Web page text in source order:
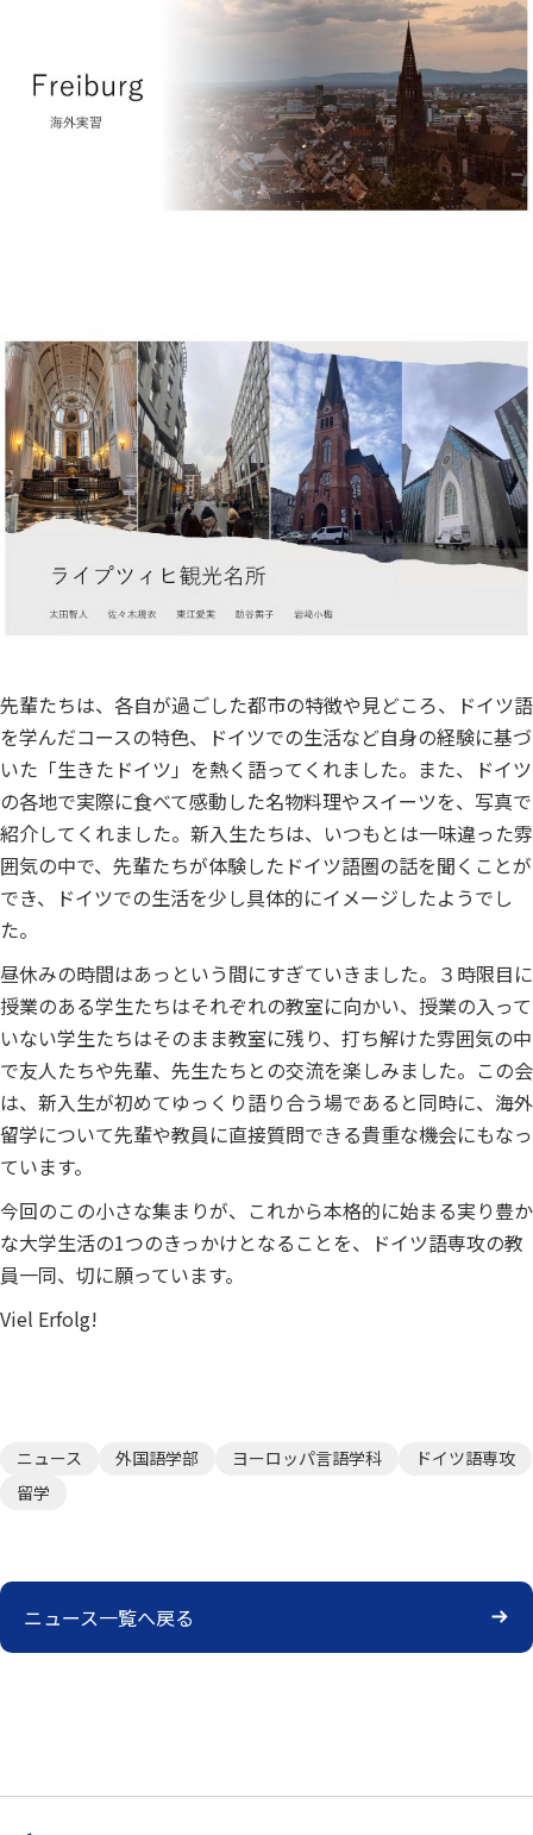
先輩たちは、各自が過ごした都市の特徴や見どころ、ドイツ語
を学んだコースの特色、ドイツでの生活など自身の経験に基づ
いた「生きたドイツ」を熱く語ってくれました。また、ドイツ
の各地で実際に食べて感動した名物料理やスイーツを、写真で
紹介してくれました。新入生たちは、いつもとは一味違った雰
囲気の中で、先輩たちが体験したドイツ語圏の話を聞くことが
でき、ドイツでの生活を少し具体的にイメージしたようでし
た。
昼休みの時間はあっという間にすぎていきました。３時限目に
授業のある学生たちはそれぞれの教室に向かい、授業の入って
いない学生たちはそのまま教室に残り、打ち解けた雰囲気の中
で友人たちや先輩、先生たちとの交流を楽しみました。この会
は、新入生が初めてゆっくり語り合う場であると同時に、海外
留学について先輩や教員に直接質問できる貴重な機会にもなっ
ています。
今回のこの小さな集まりが、これから本格的に始まる実り豊か
な大学生活の1つのきっかけとなることを、ドイツ語専攻の教
員一同、切に願っています。
Viel Erfolg!
ニュース 外国語学部 ヨーロッパ言語学科
ドイツ語専攻
留学
ニュース一覧へ戻る